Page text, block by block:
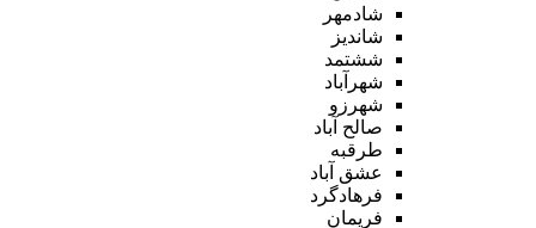
شادمهر
شاندیز
ششتمد
شهرآباد
شهرزو
صالح آباد
طرقبه
عشق آباد
فرهادگرد
فریمان